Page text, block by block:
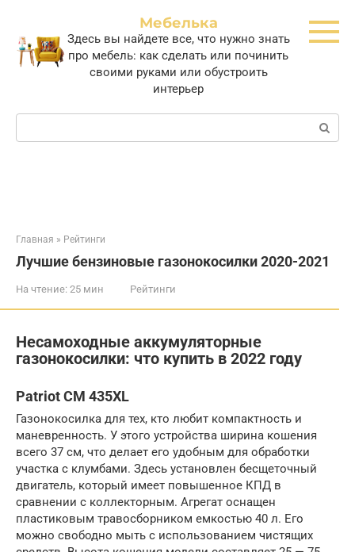
контенту
Мебелька
Здесь вы найдете все, что нужно знать
про мебель: как сделать или починить
своими руками или обустроить
интерьер
Поиск:
Главная » Рейтинги
Лучшие бензиновые газонокосилки 2020-2021
На чтение: 25 мин Рейтинги
Несамоходные аккумуляторные
газонокосилки: что купить в 2022 году
Patriot CM 435XL
Газонокосилка для тех, кто любит компактность и
маневренность. У этого устройства ширина кошения
всего 37 см, что делает его удобным для обработки
участка с клумбами. Здесь установлен бесщеточный
двигатель, который имеет повышенное КПД в
сравнении с коллекторным. Агрегат оснащен
пластиковым травосборником емкостью 40 л. Его
можно свободно мыть с использованием чистящих